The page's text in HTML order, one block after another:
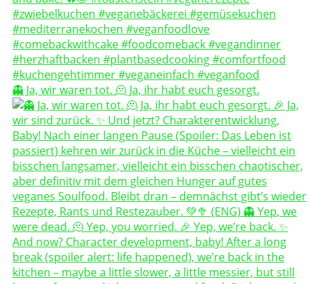
👻 Ja, wir waren tot. 🫠 Ja, ihr habt euch gesorgt.